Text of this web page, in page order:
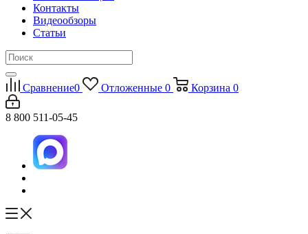
Контакты
Видеообзоры
Статьи
Сравнение0 Отложенные 0 Корзина 0
8 800 511-05-45